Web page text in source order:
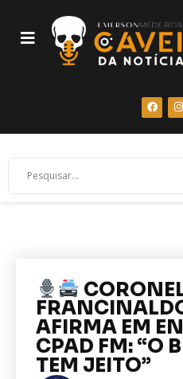
AFIRMA EM
CPAD FM: “O
TEM JEITO”